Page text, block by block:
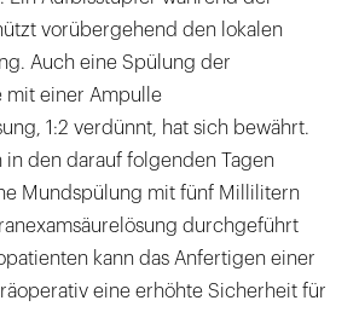
vorübergehend den lokalen
Auch eine Spülung der
mit einer Ampulle
1:2 verdünnt, hat sich bewährt.
in den darauf folgenden Tagen
Mundspülung mit fünf Millilitern
durchgeführt
kann das Anfertigen einer
eine erhöhte Sicherheit für